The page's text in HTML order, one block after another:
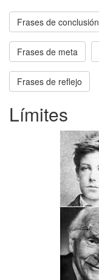
Frases de conclusión
Frases de meta
Frases de reflejo
Límites